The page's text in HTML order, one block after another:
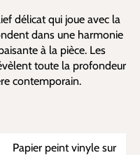
délicat qui joue avec la
dans une harmonie
à la pièce. Les
toute la profondeur
contemporain.
Papier peint vinyle sur